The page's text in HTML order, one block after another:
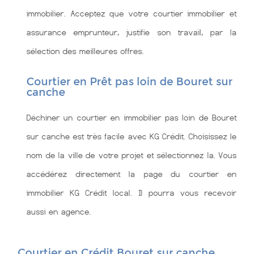
immobilier. Acceptez que votre courtier immobilier et
assurance emprunteur, justifie son travail, par la
sélection des meilleures offres.
Courtier en Prêt pas loin de Bouret sur
canche
Déchiner un courtier en immobilier pas loin de Bouret
sur canche est très facile avec KG Crédit. Choisissez le
nom de la ville de votre projet et sélectionnez la. Vous
accédérez directement la page du courtier en
immobilier KG Crédit local. Il pourra vous recevoir
aussi en agence.